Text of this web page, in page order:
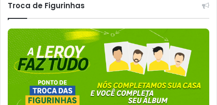
Troca de Figurinhas